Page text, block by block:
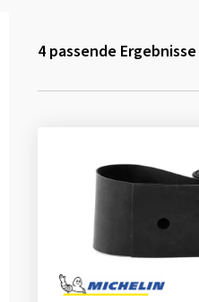
4 passende Ergebnisse